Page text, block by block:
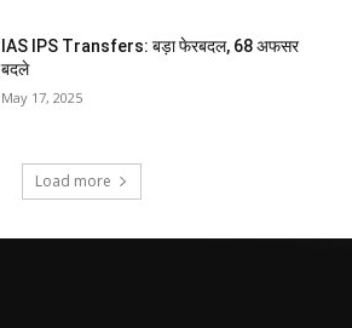
IAS IPS Transfers: बड़ा फेरबदल, 68 अफसर
बदले
May 17, 2025
Load more